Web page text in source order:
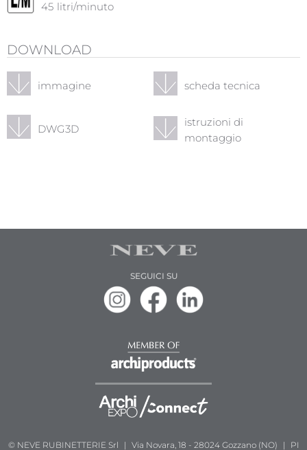
45 litri/minuto
DOWNLOAD
immagine scheda tecnica
DWG3D
istruzioni di
montaggio
SEGUICI SU
© NEVE RUBINETTERIE Srl | Via Novara, 18 - 28024 Gozzano (NO) | PI